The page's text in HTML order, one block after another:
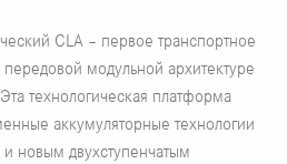
CLA – первое транспортное
модульной архитектуре
технологическая платформа
аккумуляторные технологии
новым двухступенчатым